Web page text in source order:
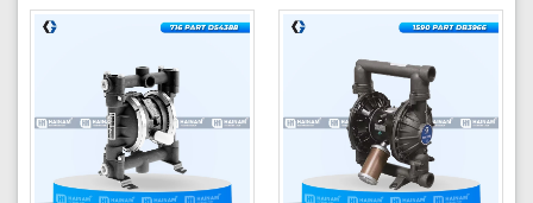
năng bơm chất lỏng đa dạng, từ hóa chất ăn mòn đến
nén mạnh mẽ và vật liệu cao cấp, HUSKY 1590 Part
DB4GGG đảm bảo hiệu suất ổn định, an toàn và độ bền
vượt trội trong môi trường khắc nghiệt. Sản phẩm được
thiết kế để đáp ứng nhu cầu khắt khe nhất của các nhà
máy và cơ sở sản xuất, mang lại hiệu quả vận hành tối